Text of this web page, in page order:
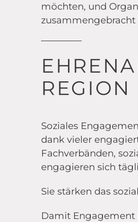
möchten, und
zusammengebracht
REGION
Soziales
dank vieler
Fachverbänden,
engagieren sich
Sie stärken das
Damit Engagement